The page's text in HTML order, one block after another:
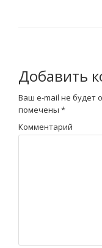
Добавить
Ваш e-mail не будет
помечены *
Комментарий